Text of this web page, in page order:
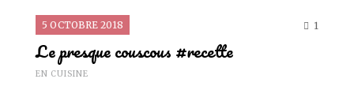
5 OCTOBRE 2018 1
Le presque couscous #recette
EN CUISINE